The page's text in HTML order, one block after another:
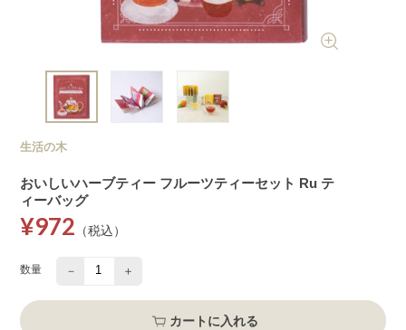
生活の木
おいしいハーブティー フルーツティーセット Ru テ
ィーバッグ
¥972 （税込）
数量 － ＋
カートに入れる